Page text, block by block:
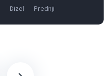
Dizel Prednji